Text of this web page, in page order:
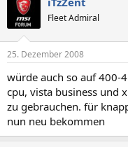
Fleet Admiral
25. Dezember 2008
würde auch so auf 400-
cpu, vista business und
zu gebrauchen. für
nun neu bekommen